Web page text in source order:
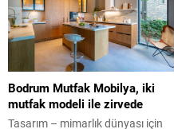
Roma mitolojisindeki yansıması
olan Merkür’ün parlaklığını
taşıyor. Güneşin ışıklarıyla
parlayan Hermes yatak modeli,
Armis’in güneşin sunduğu zengin
tasarımı yaşam alanınıza
yansıtıyor. Sadece...
Bodrum Mutfak Mobilya, iki
mutfak modeli ile zirvede
Tasarım – mimarlık dünyası için